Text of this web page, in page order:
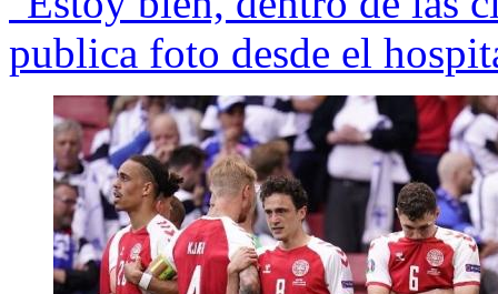
publica foto desde el